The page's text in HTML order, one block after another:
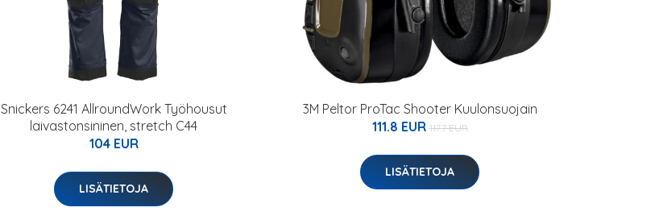
Snickers 6241 AllroundWork Työhousut
laivastonsininen, stretch C44
104 EUR
LISÄTIETOJA
3M Peltor ProTac Shooter Kuulonsuojain
111.8 EUR 117.7 EUR
LISÄTIETOJA